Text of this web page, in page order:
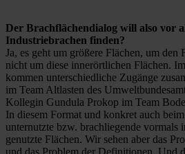
Der Brachflächendialog will also vor
Industriebrachen finden?
Ja, es geht um größere Flächen, um den
nicht um diese innerörtlichen Flächen.
kommen unterschiedliche Zugänge
im Team Altlasten des
Kollegin Gundula Prokop im Team
In diesem Format und konkret auch
unternutzte bzw. brachliegende vormals
genutzte Flächen. Wir sehen aber das
und das Problem der Definitionen. Und